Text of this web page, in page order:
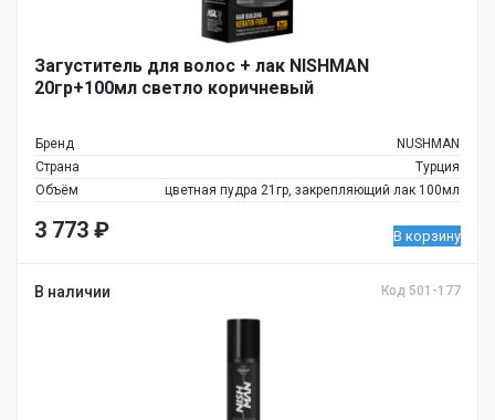
Загуститель для волос + лак NISHMAN
20гр+100мл светло коричневый
Бренд
NUSHMAN
Страна
Турция
Объём
цветная пудра 21гр, закрепляющий лак 100мл
3 773 ₽ В корзину
В наличии Код 501-177